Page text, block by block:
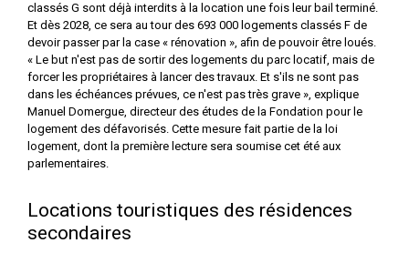
classés G sont déjà interdits à la location une fois leur bail terminé.
Et dès 2028, ce sera au tour des 693 000 logements classés F de
devoir passer par la case « rénovation », afin de pouvoir être loués.
« Le but n'est pas de sortir des logements du parc locatif, mais de
forcer les propriétaires à lancer des travaux. Et s'ils ne sont pas
dans les échéances prévues, ce n'est pas très grave », explique
Manuel Domergue, directeur des études de la Fondation pour le
logement des défavorisés. Cette mesure fait partie de la loi
logement, dont la première lecture sera soumise cet été aux
parlementaires.
Locations touristiques des résidences
secondaires